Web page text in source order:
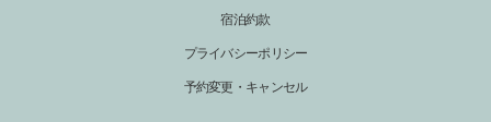
宿泊約款
プライバシーポリシー
予約変更・キャンセル